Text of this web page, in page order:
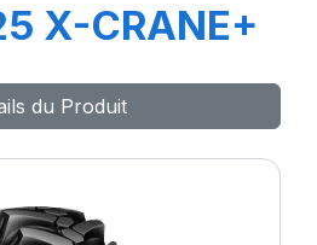
X-CRANE+
du Produit